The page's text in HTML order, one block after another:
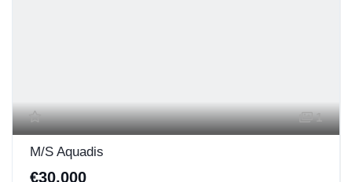
1
M/S Aquadis
€30,000